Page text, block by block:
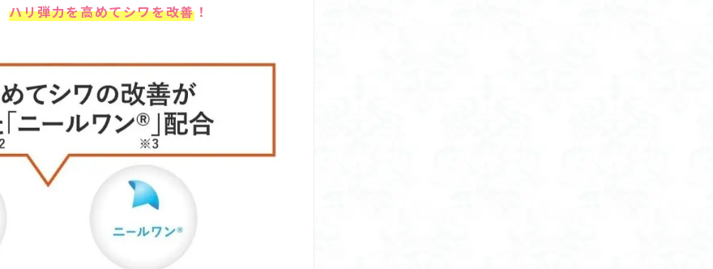
ハリ弾力を高めてシワを改善！